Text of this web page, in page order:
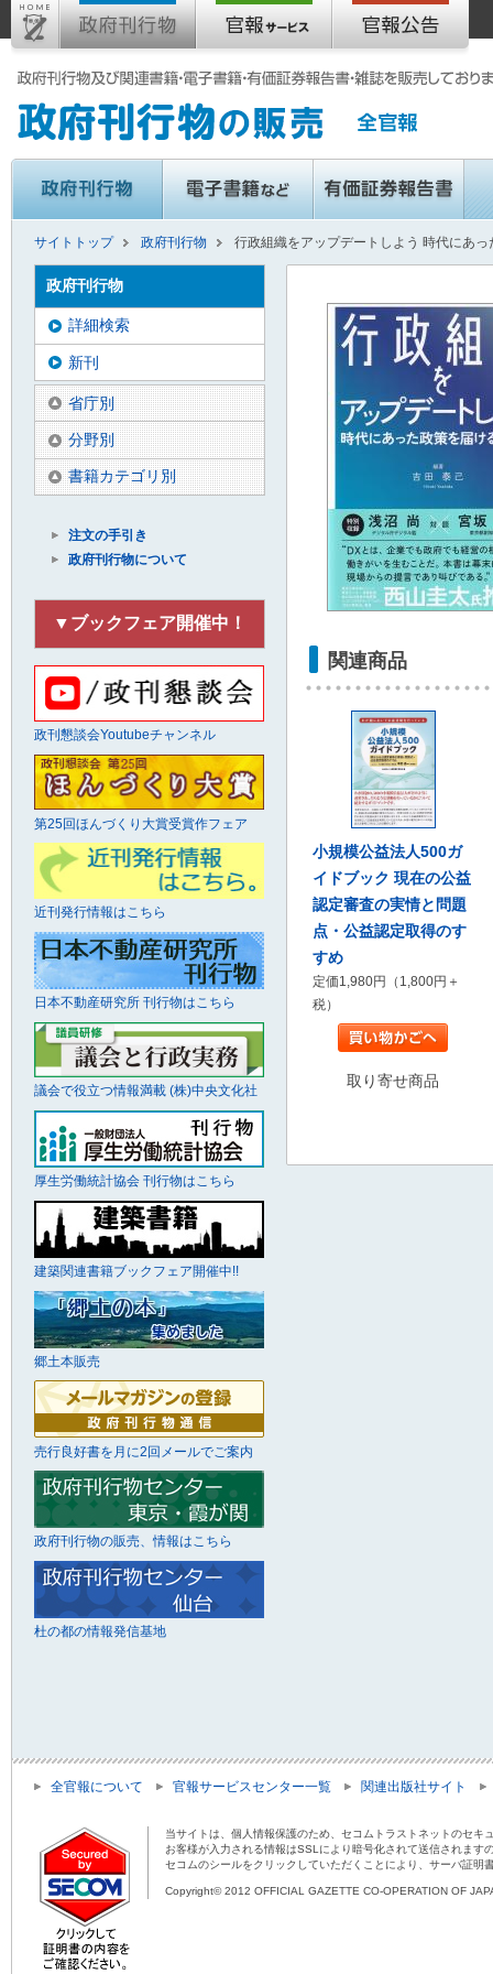
サイトトップ 政府刊行物 行政組織をアップデートしよう 時代にあ
関連商品
小規模公益法人500ガ
イドブック 現在の公益
認定審査の実情と問題
点・公益認定取得のす
すめ
定価1,980円（1,800円＋
税）
取り寄せ商品
政府刊行物
詳細検索
新刊
省庁別
分野別
書籍カテゴリ別
注文の手引き
政府刊行物について
▼ブックフェア開催中！
政刊懇談会Youtubeチャンネル
第25回ほんづくり大賞受賞作フェア
近刊発行情報はこちら
日本不動産研究所 刊行物はこちら
議会で役立つ情報満載 (株)中央文化社
厚生労働統計協会 刊行物はこちら
建築関連書籍ブックフェア開催中!!
郷土本販売
売行良好書を月に2回メールでご案内
政府刊行物の販売、情報はこちら
杜の都の情報発信基地
全官報について 官報サービスセンター一覧 関連出版社サイト
当サイトは、個人情報保護のため、セコムトラストネットのセキ
お客様が入力される情報はSSLにより暗号化されて送信されま
セコムのシールをクリックしていただくことにより、サーバ証明
Copyright© 2012 OFFICIAL GAZETTE CO-OPERATION OF